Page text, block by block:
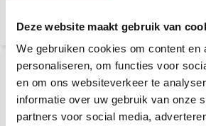
Deze website maakt gebruik van
We gebruiken cookies om content en
personaliseren, om functies voor
en om ons websiteverkeer te
informatie over uw gebruik van onze
partners voor social media,